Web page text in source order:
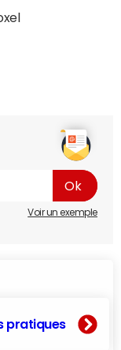
Voir un exemple
pratiques